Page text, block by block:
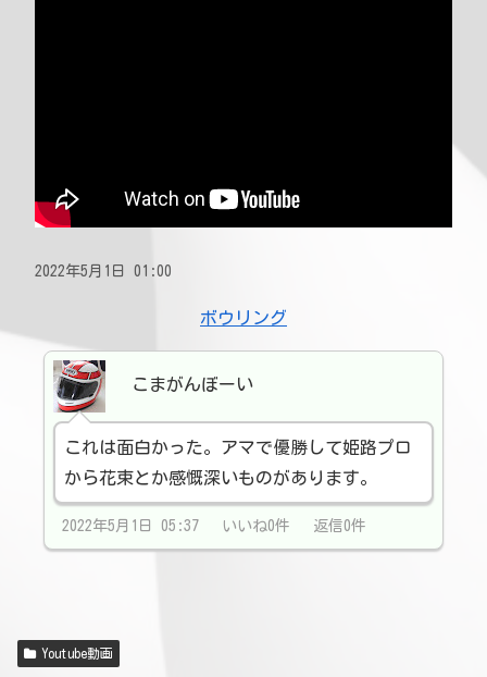
2022年5月1日 01:00
ボウリング
こまがんぼーい
これは面白かった。アマで優勝して姫路プロ
から花束とか感慨深いものがあります。
2022年5月1日 05:37 いいね0件 返信0件
Youtube動画